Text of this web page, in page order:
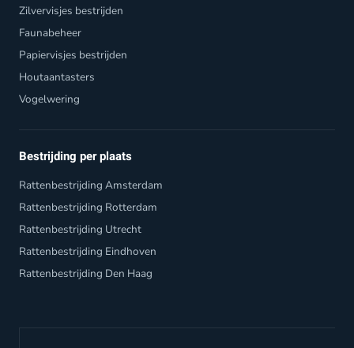
Zilvervisjes bestrijden
Faunabeheer
Papiervisjes bestrijden
Houtaantasters
Vogelwering
Bestrijding per plaats
Rattenbestrijding Amsterdam
Rattenbestrijding Rotterdam
Rattenbestrijding Utrecht
Rattenbestrijding Eindhoven
Rattenbestrijding Den Haag